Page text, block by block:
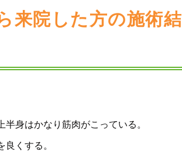
来院した方の施術結
身はかなり筋肉がこっている。
くする。